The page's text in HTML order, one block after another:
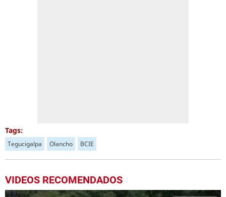
Tags:
Tegucigalpa Olancho BCIE
VIDEOS RECOMENDADOS